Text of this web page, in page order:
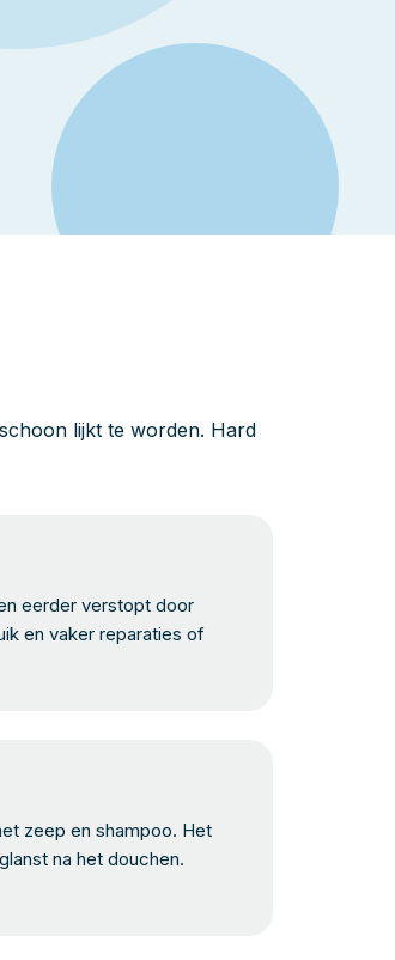
lijkt te worden. Hard
eerder verstopt door
en vaker reparaties of
zeep en shampoo. Het
na het douchen.